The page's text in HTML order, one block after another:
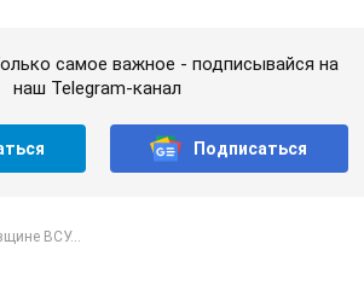
самое важное - подписывайся на
наш Telegram-канал
Подписаться
ВСУ...